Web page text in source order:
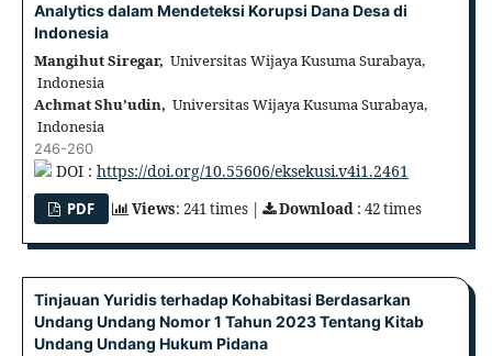
Analytics dalam Mendeteksi Korupsi Dana Desa di
Indonesia
Mangihut Siregar, Universitas Wijaya Kusuma Surabaya,
Indonesia
Achmat Shu’udin, Universitas Wijaya Kusuma Surabaya,
Indonesia
246-260
DOI : https://doi.org/10.55606/eksekusi.v4i1.2461
PDF Views: 241 times | Download : 42 times
Tinjauan Yuridis terhadap Kohabitasi Berdasarkan
Undang Undang Nomor 1 Tahun 2023 Tentang Kitab
Undang Undang Hukum Pidana